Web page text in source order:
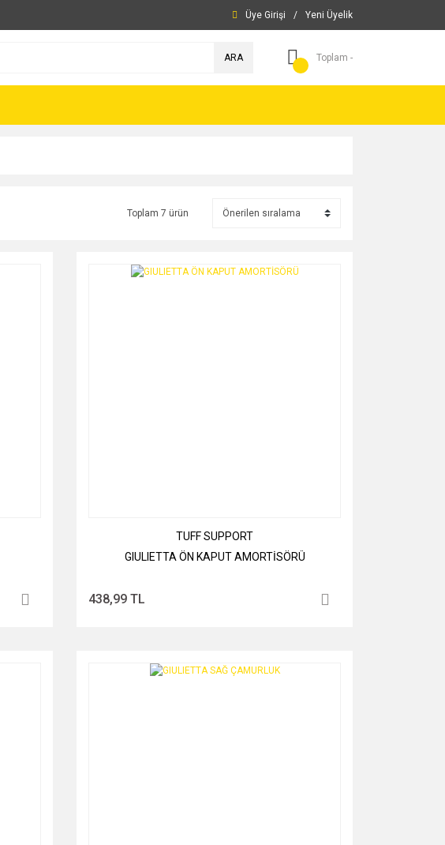
Üye Girişi / Yeni Üyelik
ARA Toplam -
Toplam 7 ürün
TUFF SUPPORT
GIULIETTA ÖN KAPUT AMORTİSÖRÜ
438,99 TL